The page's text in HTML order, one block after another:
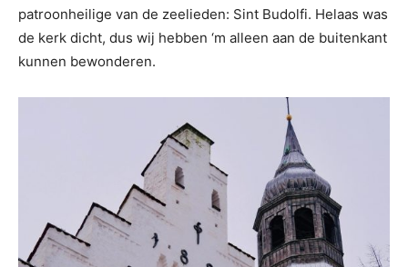
patroonheilige van de zeelieden: Sint Budolfi. Helaas was
de kerk dicht, dus wij hebben ‘m alleen aan de buitenkant
kunnen bewonderen.